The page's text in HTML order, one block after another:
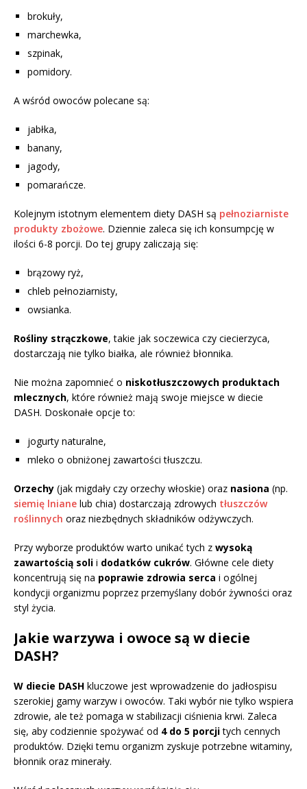
brokuły,
marchewka,
szpinak,
pomidory.
A wśród owoców polecane są:
jabłka,
banany,
jagody,
pomarańcze.
Kolejnym istotnym elementem diety DASH są pełnoziarniste
produkty zbożowe. Dziennie zaleca się ich konsumpcję w
ilości 6-8 porcji. Do tej grupy zaliczają się:
brązowy ryż,
chleb pełnoziarnisty,
owsianka.
Rośliny strączkowe, takie jak soczewica czy ciecierzyca,
dostarczają nie tylko białka, ale również błonnika.
Nie można zapomnieć o niskotłuszczowych produktach
mlecznych, które również mają swoje miejsce w diecie
DASH. Doskonałe opcje to:
jogurty naturalne,
mleko o obniżonej zawartości tłuszczu.
Orzechy (jak migdały czy orzechy włoskie) oraz nasiona (np.
siemię lniane lub chia) dostarczają zdrowych tłuszczów
roślinnych oraz niezbędnych składników odżywczych.
Przy wyborze produktów warto unikać tych z wysoką
zawartością soli i dodatków cukrów. Główne cele diety
koncentrują się na poprawie zdrowia serca i ogólnej
kondycji organizmu poprzez przemyślany dobór żywności oraz
styl życia.
Jakie warzywa i owoce są w diecie
DASH?
W diecie DASH kluczowe jest wprowadzenie do jadłospisu
szerokiej gamy warzyw i owoców. Taki wybór nie tylko wspiera
zdrowie, ale też pomaga w stabilizacji ciśnienia krwi. Zaleca
się, aby codziennie spożywać od 4 do 5 porcjitych cennych
produktów. Dzięki temu organizm zyskuje potrzebne witaminy,
błonnik oraz minerały.